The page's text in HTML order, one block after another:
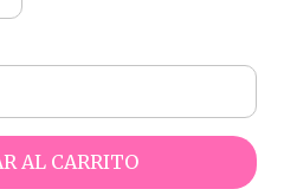
AL CARRITO